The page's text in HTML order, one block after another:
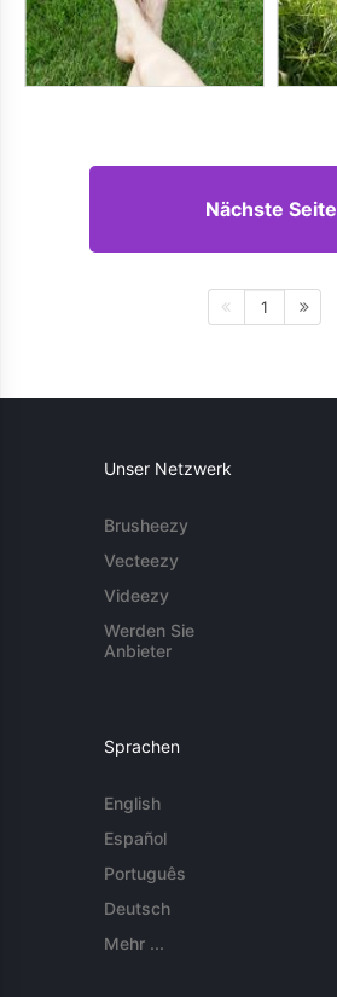
Nächste Seite
1
Unser Netzwerk
Brusheezy
Vecteezy
Videezy
Werden Sie
Anbieter
Sprachen
English
Español
Português
Deutsch
Mehr ...